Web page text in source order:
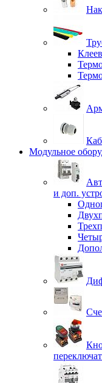
Модульное
и доп.